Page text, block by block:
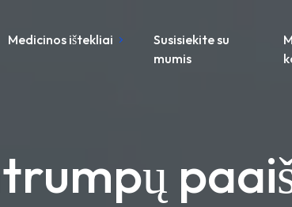
Medicinos ištekliai
Susisiekite su
mumis